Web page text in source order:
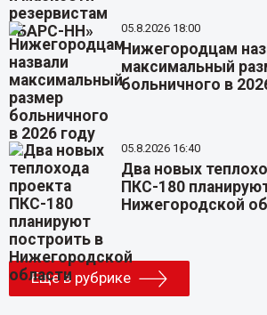
05.8.2026 18:00
Нижегородцам
максимальный
больничного в
05.8.2026 16:40
Два новых
ПКС-180
Нижегородской
Еще в рубрике